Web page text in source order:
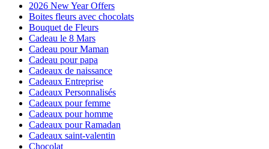
2026 New Year Offers
Boites fleurs avec chocolats
Bouquet de Fleurs
Cadeau le 8 Mars
Cadeau pour Maman
Cadeau pour papa
Cadeaux de naissance
Cadeaux Entreprise
Cadeaux Personnalisés
Cadeaux pour femme
Cadeaux pour homme
Cadeaux pour Ramadan
Cadeaux saint-valentin
Chocolat